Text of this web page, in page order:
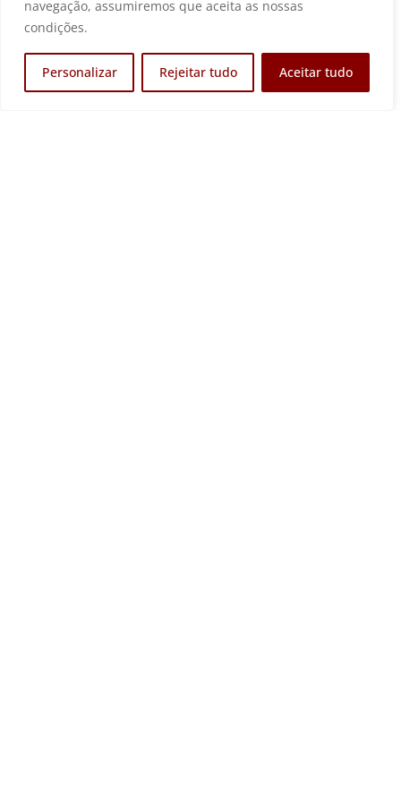
navegação, assumiremos que aceita as nossas
condições.
Personalizar Rejeitar tudo Aceitar tudo
Aviso:
Anterior Seguinte